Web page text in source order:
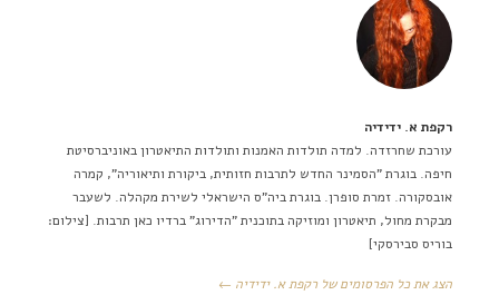
רקפת א. ידידיה
עורכת שחרזדה. למדה תולדות האמנות ותולדות התיאטרון באוניברסיטת
חיפה. בוגרת "הסמינר החדש לתרבות חזותית, ביקורת ותיאוריה", קמרה
אובסקורה. זמרת סופרן. בוגרת ביה"ס הישראלי לשירת מקהלה. לשעבר
מבקרת מחול, תיאטרון ומוזיקה בתוכנית "הדירוג" ברדיו כאן תרבות. [צילום:
בוריס סבירסקי]
הצג את כל הפרסומים של רקפת א. ידידיה ←